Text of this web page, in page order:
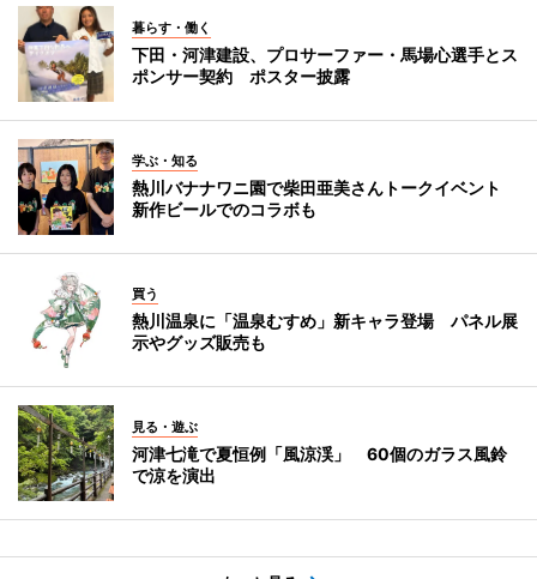
暮らす・働く
下田・河津建設、プロサーファー・馬場心選手とス
ポンサー契約 ポスター披露
学ぶ・知る
熱川バナナワニ園で柴田亜美さんトークイベント
新作ビールでのコラボも
買う
熱川温泉に「温泉むすめ」新キャラ登場 パネル展
示やグッズ販売も
見る・遊ぶ
河津七滝で夏恒例「風涼渓」 60個のガラス風鈴
で涼を演出